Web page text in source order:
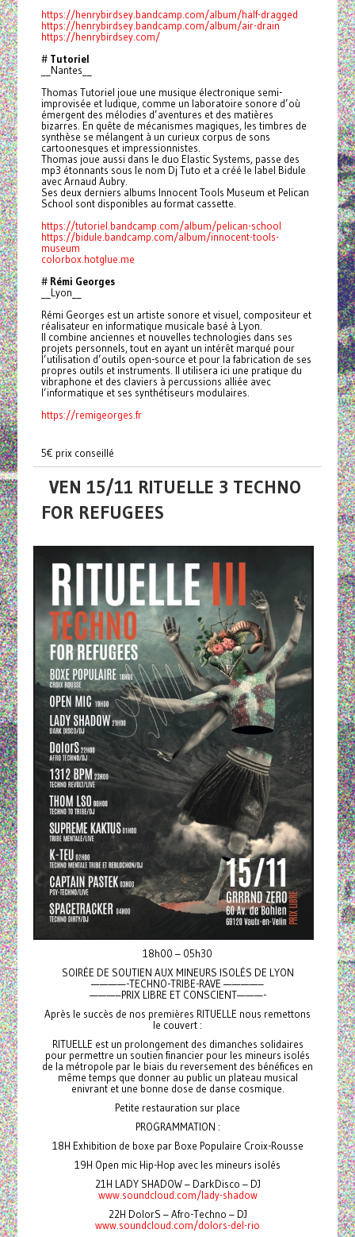
https://henrybirdsey.bandcamp.com/album/half-dragged
https://henrybirdsey.bandcamp.com/album/air-drain
https://henrybirdsey.com/
# Tutoriel
__Nantes__
Thomas Tutoriel joue une musique électronique semi-
improvisée et ludique, comme un laboratoire sonore d’où
émergent des mélodies d’aventures et des matières
bizarres. En quête de mécanismes magiques, les timbres de
synthèse se mélangent à un curieux corpus de sons
cartoonesques et impressionnistes.
Thomas joue aussi dans le duo Elastic Systems, passe des
mp3 étonnants sous le nom Dj Tuto et a créé le label Bidule
avec Arnaud Aubry.
Ses deux derniers albums Innocent Tools Museum et Pelican
School sont disponibles au format cassette.
https://tutoriel.bandcamp.com/album/pelican-school
https://bidule.bandcamp.com/album/innocent-tools-
museum
colorbox.hotglue.me
# Rémi Georges
__Lyon__
Rémi Georges est un artiste sonore et visuel, compositeur et
réalisateur en informatique musicale basé à Lyon.
Il combine anciennes et nouvelles technologies dans ses
projets personnels, tout en ayant un intérêt marqué pour
l’utilisation d’outils open-source et pour la fabrication de ses
propres outils et instruments. Il utilisera ici une pratique du
vibraphone et des claviers à percussions alliée avec
l’informatique et ses synthétiseurs modulaires.
https://remigeorges.fr
5€ prix conseillé
VEN 15/11 RITUELLE 3 TECHNO
FOR REFUGEES
18h00 – 05h30
SOIRÉE DE SOUTIEN AUX MINEURS ISOLÉS DE LYON
————-TECHNO-TRIBE-RAVE ————–
———–PRIX LIBRE ET CONSCIENT———-
Après le succès de nos premières RITUELLE nous remettons
le couvert :
RITUELLE est un prolongement des dimanches solidaires
pour permettre un soutien financier pour les mineurs isolés
de la métropole par le biais du reversement des bénéfices en
même temps que donner au public un plateau musical
enivrant et une bonne dose de danse cosmique.
Petite restauration sur place
PROGRAMMATION :
18H Exhibition de boxe par Boxe Populaire Croix-Rousse
19H Open mic Hip-Hop avec les mineurs isolés
21H LADY SHADOW – DarkDisco – DJ
www.soundcloud.com/lady-shadow
22H DolorS – Afro-Techno – DJ
www.soundcloud.com/dolors-del-rio